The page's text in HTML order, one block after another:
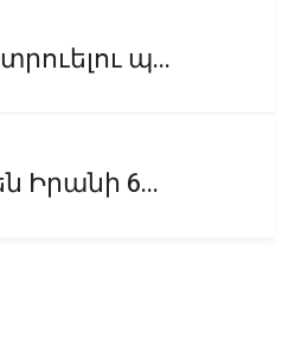
պ...
Իրանի 6...